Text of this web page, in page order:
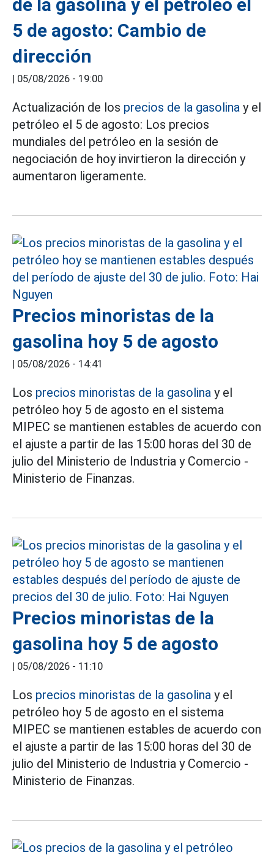
de la gasolina y el petróleo el
5 de agosto: Cambio de
dirección
| 05/08/2026 - 19:00
Actualización de los precios de la gasolina y el
petróleo el 5 de agosto: Los precios
mundiales del petróleo en la sesión de
negociación de hoy invirtieron la dirección y
aumentaron ligeramente.
Precios minoristas de la
gasolina hoy 5 de agosto
| 05/08/2026 - 14:41
Los precios minoristas de la gasolina y el
petróleo hoy 5 de agosto en el sistema
MIPEC se mantienen estables de acuerdo con
el ajuste a partir de las 15:00 horas del 30 de
julio del Ministerio de Industria y Comercio -
Ministerio de Finanzas.
Precios minoristas de la
gasolina hoy 5 de agosto
| 05/08/2026 - 11:10
Los precios minoristas de la gasolina y el
petróleo hoy 5 de agosto en el sistema
MIPEC se mantienen estables de acuerdo con
el ajuste a partir de las 15:00 horas del 30 de
julio del Ministerio de Industria y Comercio -
Ministerio de Finanzas.